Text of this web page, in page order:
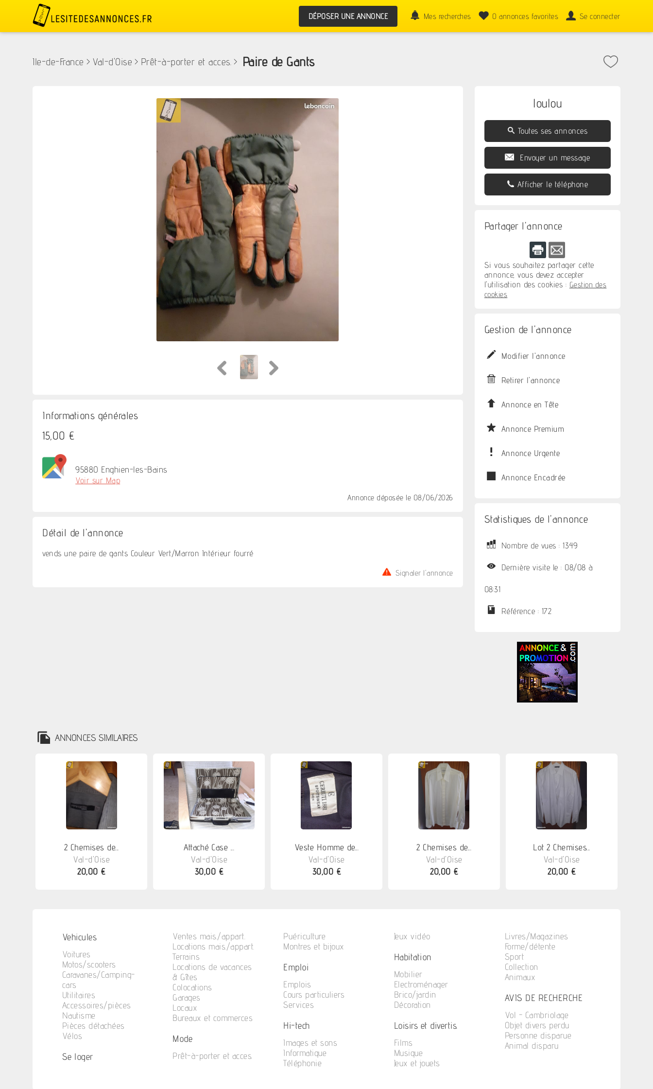
DÉPOSER UNE ANNONCE Mes recherches 0 annonces favorites Se connecter
Ile-de-France > Val-d'Oise > Prêt-à-porter et acces. > Paire de Gants
Informations générales
15,00 €
95880 Enghien-les-Bains
Voir sur Map
Annonce déposée le 08/06/2026
Détail de l'annonce
vends une paire de gants Couleur Vert/Marron Intérieur fourré
Signaler l'annonce
loulou
Toutes ses annonces
Envoyer un message
Afficher le téléphone
Partager l'annonce
Si vous souhaitez partager cette
annonce, vous devez accepter
l'utilisation des cookies : Gestion des
cookies
Gestion de l'annonce
Modifier l'annonce
Retirer l'annonce
Annonce en Tête
Annonce Premium
Annonce Urgente
Annonce Encadrée
Statistiques de l'annonce
Nombre de vues : 1349
Dernière visite le : 08/08 à
08:31
Référence : 172
ANNONCES SIMILAIRES
2 Chemises de...
Val-d'Oise
20,00 €
Attaché Case ...
Val-d'Oise
30,00 €
Veste Homme de...
Val-d'Oise
30,00 €
2 Chemises de...
Val-d'Oise
20,00 €
Lot 2 Chemises...
Val-d'Oise
20,00 €
Vehicules
Voitures
Motos/scooters
Caravanes/Camping-
cars
Utilitaires
Accessoires/pièces
Nautisme
Pièces détachées
Vélos
Se loger
Ventes mais./appart.
Locations mais./appart.
Terrains
Locations de vacances
& Gîtes
Colocations
Garages
Locaux
Bureaux et commerces
Mode
Prêt-à-porter et acces.
Puériculture
Montres et bijoux
Emploi
Emplois
Cours particuliers
Services
Hi-tech
Images et sons
Informatique
Téléphonie
Jeux vidéo
Habitation
Mobilier
Electroménager
Brico/jardin
Décoration
Loisirs et divertis.
Films
Musique
Jeux et jouets
Livres/Magazines
Forme/détente
Sport
Collection
Animaux
AVIS DE RECHERCHE
Vol - Cambriolage
Objet divers perdu
Personne disparue
Animal disparu